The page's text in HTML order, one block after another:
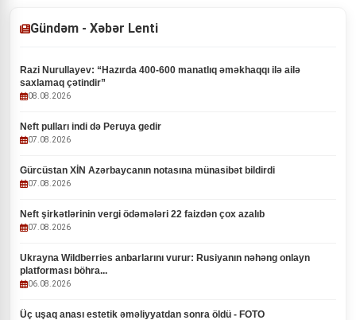
Gündəm - Xəbər Lenti
Razi Nurullayev: “Hazırda 400-600 manatlıq əməkhaqqı ilə ailə
saxlamaq çətindir”
08.08.2026
Neft pulları indi də Peruya gedir
07.08.2026
Gürcüstan XİN Azərbaycanın notasına münasibət bildirdi
07.08.2026
Neft şirkətlərinin vergi ödəmələri 22 faizdən çox azalıb
07.08.2026
Ukrayna Wildberries anbarlarını vurur: Rusiyanın nəhəng onlayn
platforması böhra...
06.08.2026
Üç uşaq anası estetik əməliyyatdan sonra öldü - FOTO